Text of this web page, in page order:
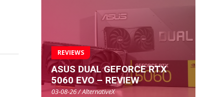
REVIEWS
ASUS DUAL GEFORCE RTX
5060 EVO – REVIEW
03-08-26 / AlternativeX